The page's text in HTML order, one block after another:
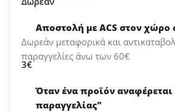
Αποστολή με ACS στον χώρο
Δωρεάν μεταφορικά και
παραγγελίες άνω των 60€
3€
Όταν ένα προϊόν
παραγγελίας"